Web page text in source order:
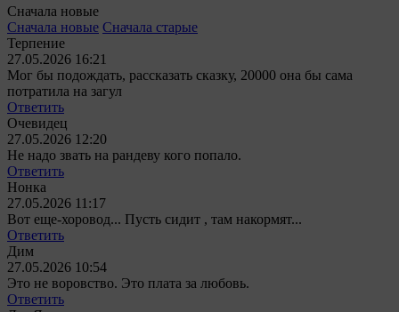
Сначала новые
Сначала новые Сначала старые
Терпение
27.05.2026 16:21
Мог бы подождать, рассказать сказку, 20000 она бы сама
потратила на загул
Ответить
Очевидец
27.05.2026 12:20
Не надо звать на рандеву кого попало.
Ответить
Нонка
27.05.2026 11:17
Вот еще-хоровод... Пусть сидит , там накормят...
Ответить
Дим
27.05.2026 10:54
Это не воровство. Это плата за любовь.
Ответить